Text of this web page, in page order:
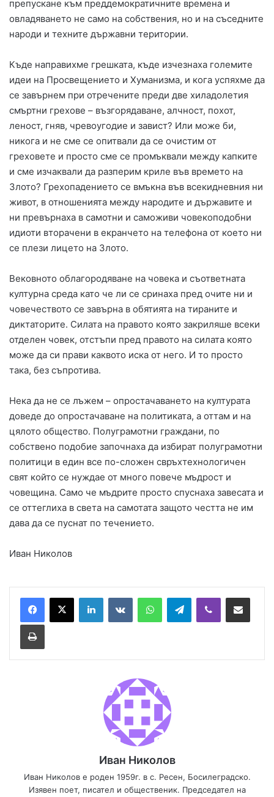
препускане към преддемократичните времена и
овладяването не само на собствения, но и на съседните
народи и техните държавни територии.
Къде направихме грешката, къде изчезнаха големите
идеи на Просвещението и Хуманизма, и кога успяхме да
се завърнем при отречените преди две хиладолетия
смъртни грехове – възгорядаване, алчност, похот,
леност, гняв, чревоугодие и завист? Или може би,
никога и не сме се опитвали да се очистим от
греховете и просто сме се промъквали между капките
и сме изчаквали да разперим криле във времето на
Злото? Грехопадението се вмъкна във всекидневния ни
живот, в отношенията между народите и държавите и
ни превърнаха в самотни и саможиви човекоподобни
идиоти вторачени в екранчето на телефона от което ни
се плези лицето на Злото.
Вековното облагородяване на човека и съответната
културна среда като че ли се сринаха пред очите ни и
човечеството се завърна в обятията на тираните и
диктаторите. Силата на правото която закриляше всеки
отделен човек, отстъпи пред правото на силата която
може да си прави каквото иска от него. И то просто
така, без съпротива.
Нека да не се лъжем – опростачаването на културата
доведе до опростачаване на политиката, а оттам и на
цялото общество. Полуграмотни граждани, по
собствено подобие започнаха да избират полуграмотни
политици в един все по-сложен свръхтехнологичен
свят който се нуждае от много повече мъдрост и
човещина. Само че мъдрите просто спуснаха завесата и
се оттеглиха в света на самотата защото честта не им
дава да се пуснат по течението.
Иван Николов
LinkedInVKontakteWhatsAppTelegramViber Сподели през
Принтирай
Иван Николов
Иван Николов е роден 1959г. в с. Ресен, Босилеградско.
Изявен поет, писател и общественик. Председател на